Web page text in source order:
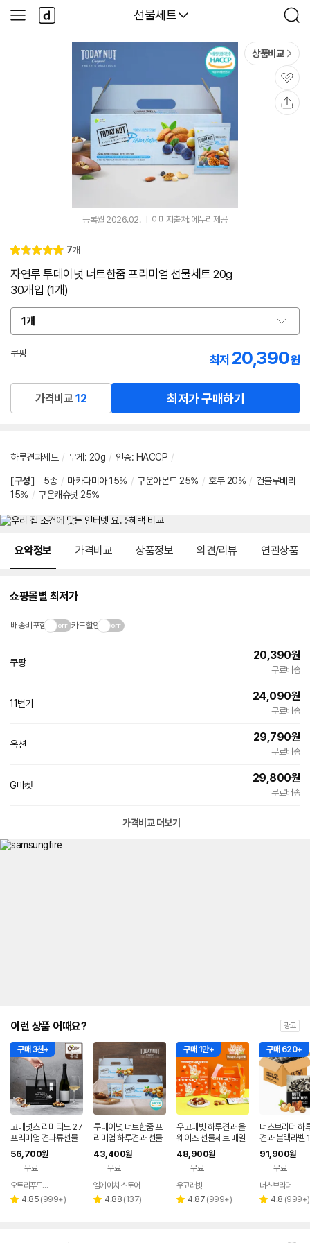
다나와
선물세트
검
색
사
이
다
나
와
상품비교
관
심
등록월 2026.02. 이미지출처: 에누리제공
별
점
5.
리
7개
자연루 투데이넛 너트한줌 프리미엄 선물세트 20g
30개입 (1개)
1개
옵
션
선
쿠팡
최저 20,390원
가격비교 12 최저가 구매하기
하루견과세트 / 무게 : 20g / 인증: HACCP /
[구성] 5종 / 마카다미아 15% / 구운아몬드 25% / 호두 20% / 건블루베리
15% / 구운캐슈넛 25%
요약정보 가격비교 상품정보 의견/리뷰 연관상품
쇼핑몰별 최저가
배송비포함 카드할인
쿠팡
20,390원
무료배송
11번가
24,090원
무료배송
옥션
29,790원
무료배송
G마켓
29,800원
무료배송
가격비교 더보기
이런 상품 어때요? 광고
구매 3천+
고메넛츠 리미티드 27
프리미엄 견과류선물
세트
56,700원
무료
페이
오트리푸드빌리지
별 4.85 리
(999+)
투데이넛 너트한줌 프
리미엄 하루견과 선물
세트 20g, 30봉X2세
트 (총 60봉)
43,400원
무료
엠에이치 스토어
별 4.88 리
(137)
구매 1만+
우고래빗 하루견과 올
웨이즈 선물세트 매일
한줌 견과류 60 80 1
50(100봉+50봉)
48,900원
무료
우고래빗
별 4.87 리
(999+)
구매 620+
너츠브라더 하
견과 블랙라벨
견과류선물세
라벨 브라질넛
91,900원
무료
너츠브라더
별 4.8 리
(999+)